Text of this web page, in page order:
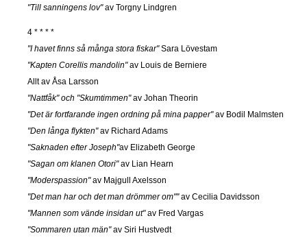
"Till sanningens lov"av Torgny Lindgren
4 * * * *
"I havet finns så många stora fiskar"Sara Lövestam
"Kapten Corellis mandolin"av Louis de Berniere
Allt av Åsa Larsson
"Nattfåk" och "Skumtimmen"av Johan Theorin
"Det är fortfarande ingen ordning på mina papper"av Bodil Malmsten
"Den långa flykten"av Richard Adams
"Saknaden efter Joseph"av Elizabeth George
"Sagan om klanen Otori"av Lian Hearn
"Moderspassion"av Majgull Axelsson
"Det man har och det man drömmer om""av Cecilia Davidsson
"Mannen som vände insidan ut"av Fred Vargas
"Sommaren utan män"av Siri Hustvedt